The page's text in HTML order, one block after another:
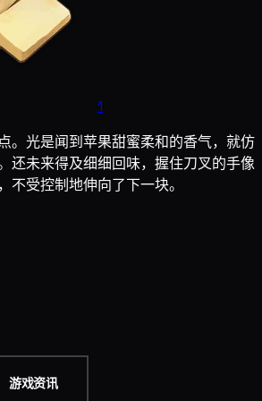
1
。光是闻到苹果甜蜜柔和的香气，就仿
还未来得及细细回味，握住刀叉的手像
不受控制地伸向了下一块。
游戏资讯